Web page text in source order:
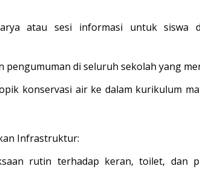
atau sesi informasi untuk siswa
pengumuman di seluruh sekolah yang
konservasi air ke dalam kurikulum
Infrastruktur:
rutin terhadap keran, toilet, dan